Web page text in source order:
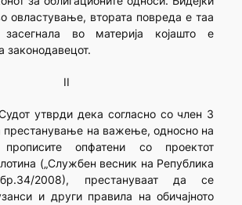
овластување, втората повреда е таа
во материја којашто е
законодавецот.
II
утврди дека согласно со член 3
престанување на важење, односно на
опфатени со проектот
(„Службен весник на Република
бр.34/2008), престануваат да се
и други правила на обичајното